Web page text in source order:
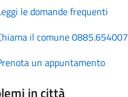
le domande frequenti
il comune 0885.654007
un appuntamento
in città